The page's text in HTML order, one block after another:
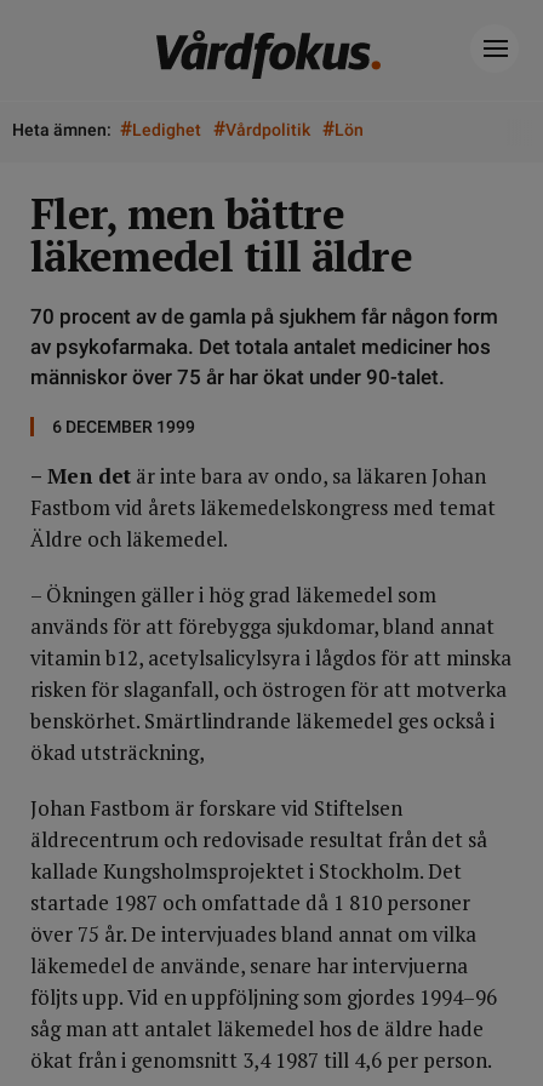
Heta ämnen: #Ledighet #Vårdpolitik #Lön
Fler, men bättre
läkemedel till äldre
70 procent av de gamla på sjukhem får någon form
av psykofarmaka. Det totala antalet mediciner hos
människor över 75 år har ökat under 90-talet.
6 DECEMBER 1999
– Men det är inte bara av ondo, sa läkaren Johan
Fastbom vid årets läkemedelskongress med temat
Äldre och läkemedel.
– Ökningen gäller i hög grad läkemedel som
används för att förebygga sjukdomar, bland annat
vitamin b12, acetylsalicylsyra i lågdos för att minska
risken för slaganfall, och östrogen för att motverka
benskörhet. Smärtlindrande läkemedel ges också i
ökad utsträckning,
Johan Fastbom är forskare vid Stiftelsen
äldrecentrum och redovisade resultat från det så
kallade Kungsholmsprojektet i Stockholm. Det
startade 1987 och omfattade då 1 810 personer
över 75 år. De intervjuades bland annat om vilka
läkemedel de använde, senare har intervjuerna
följts upp. Vid en uppföljning som gjordes 1994–96
såg man att antalet läkemedel hos de äldre hade
ökat från i genomsnitt 3,4 1987 till 4,6 per person.